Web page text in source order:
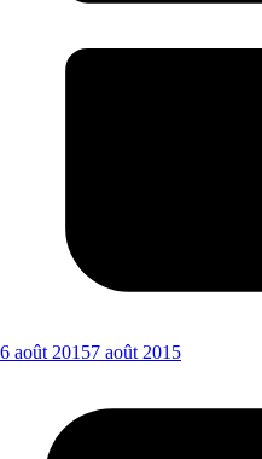
6 août 20157 août 2015